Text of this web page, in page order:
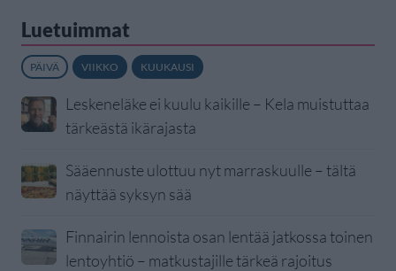
Luetuimmat
PÄIVÄ VIIKKO KUUKAUSI
Leskeneläke ei kuulu kaikille – Kela muistuttaa
tärkeästä ikärajasta
Sääennuste ulottuu nyt marraskuulle – tältä
näyttää syksyn sää
Finnairin lennoista osan lentää jatkossa toinen
lentoyhtiö – matkustajille tärkeä rajoitus